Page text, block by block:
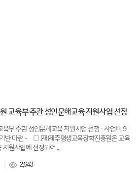
교육부 주관 성인문해교육 지원사업 선정
주관 성인문해교육 지원사업 선정 - 사업비 9
장학진흥원은 교육
원사업에 선정되어 ...
2,643